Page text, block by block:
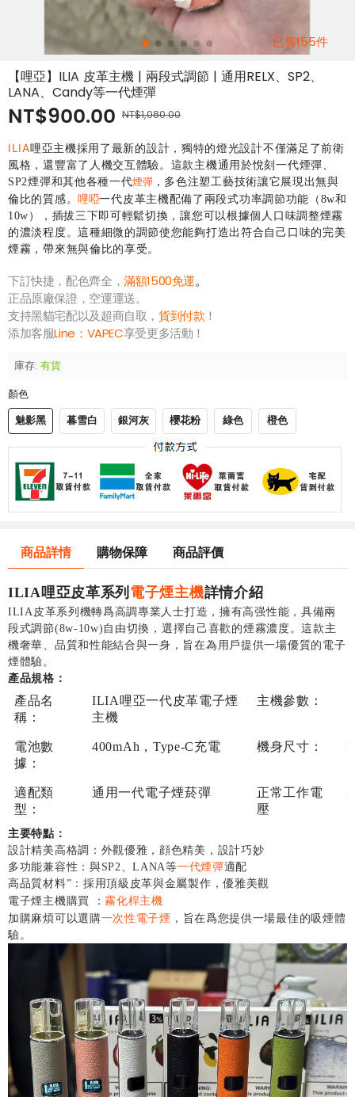
已售155件
【哩亞】ILIA 皮革主機 | 兩段式調節 | 通用RELX、SP2、
LANA、Candy等一代煙彈
NT$900.00 NT$1,080.00
ILIA哩亞主機採用了最新的設計，獨特的燈光設計不僅滿足了前衛
風格，還豐富了人機交互體驗。這款主機通用於悅刻一代煙彈、
SP2煙彈和其他各種一代煙彈，多色注塑工藝技術讓它展現出無與
倫比的質感。哩啞一代皮革主機配備了兩段式功率調節功能（8w和
10w），插拔三下即可輕鬆切換，讓您可以根據個人口味調整煙霧
的濃淡程度。這種細微的調節使您能夠打造出符合自己口味的完美
煙霧，帶來無與倫比的享受。
下訂快捷，配色齊全，滿額1500免運。
正品原廠保證，空運運送。
支持黑貓宅配以及超商自取，貨到付款 ！
添加客服Line： VAPEC享受更多活動！
庫存: 有貨
顏色
魅影黑 暮雪白 銀河灰 櫻花粉 綠色 橙色
商品詳情 購物保障 商品評價
ILIA哩亞皮革系列 電子煙主機詳情介紹
ILIA皮革系列機轉爲高調專業人士打造，擁有高强性能，具備兩
段式調節(8w-10w)自由切換，選擇自己喜歡的煙霧濃度。這款主
機奢華、品質和性能結合與一身，旨在為用戶提供一場優質的電子
煙體驗。
產品規格：
產品名
稱：
ILIA哩亞一代皮革電子煙
主機
主機參數：
電池數
據：
400mAh，Type-C充電 機身尺寸：
適配類
型：
通用一代電子煙菸彈
正常工作電
壓
主要特點：
設計精美高格調：外觀優雅，顔色精美，設計巧妙
多功能兼容性：與SP2、LANA等一代煙彈適配
高品質材料”：採用頂級皮革與金屬製作，優雅美觀
電子煙主機購買 ：霧化桿主機
加購麻煩可以選購一次性電子煙 ，旨在爲您提供一場最佳的吸煙體
驗。